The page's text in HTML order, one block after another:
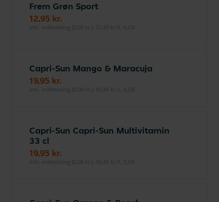
Frem Grøn Sport
12,95 kr.
inkl. indbetaling (0,00 kr.), 51,80 kr./l, 0,25l
Capri-Sun Mango & Maracuja
19,95 kr.
inkl. indbetaling (0,00 kr.), 60,45 kr./l, 0,33l
Capri-Sun Capri-Sun Multivitamin
33 cl
19,95 kr.
inkl. indbetaling (0,00 kr.), 60,45 kr./l, 0,33l